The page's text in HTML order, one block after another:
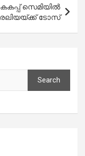
സെമിയില്‍
ടോസ്
Search